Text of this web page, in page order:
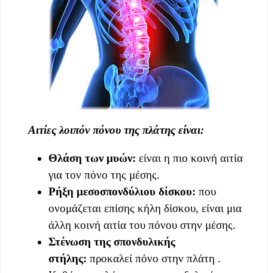
Αιτίες λοιπόν πόνου της πλάτης είναι:
Θλάση των μυών: είναι η πιο κοινή αιτία
για τον πόνο της μέσης.
Ρήξη μεσοσπονδύλιου δίσκου: που
ονομάζεται επίσης κήλη δίσκου, είναι μια
άλλη κοινή αιτία του πόνου στην μέσης.
Στένωση της σπονδυλικής
στήλης: προκαλεί πόνο στην πλάτη .